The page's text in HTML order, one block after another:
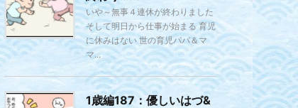
いや～無事４連休が終わりました
そして明日から仕事が始まる 育児
に休みはない 世の育児パパ＆マ
マ...
1歳編187：優しいはづ&